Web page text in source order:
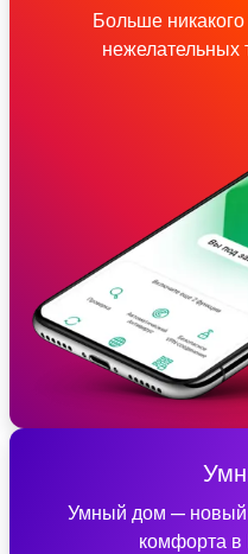
Больше
нежелательных
Умный дом — новый
комфорта